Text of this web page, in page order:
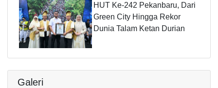
HUT Ke-242 Pekanbaru, Dari
Green City Hingga Rekor
Dunia Talam Ketan Durian
Galeri